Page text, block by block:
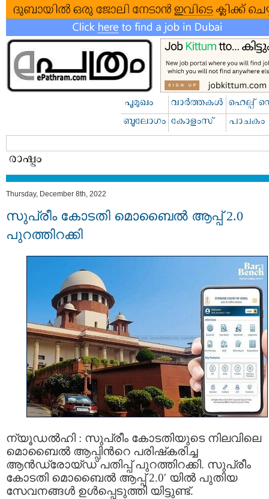
Thursday, December 8th, 2022
സുപ്രീം കോടതി മൊബൈല്‍ ആപ്പ് 2.0
പുറത്തിറക്കി
ന്യൂഡല്‍ഹി : സുപ്രീം കോടതിയുടെ നിലവിലെ
മൊബൈല്‍ ആപ്പിന്‍റെ പരിഷ്‌കരിച്ച
ആന്‍ഡ്രോയ്ഡ് പതിപ്പ് പുറത്തിറക്കി. സുപ്രീം
കോടതി മൊബൈല്‍ ആപ്പ് 2.0′ യില്‍ പുതിയ
സേവനങ്ങള്‍ ഉള്‍പ്പെടുത്തി യിട്ടുണ്ട്.